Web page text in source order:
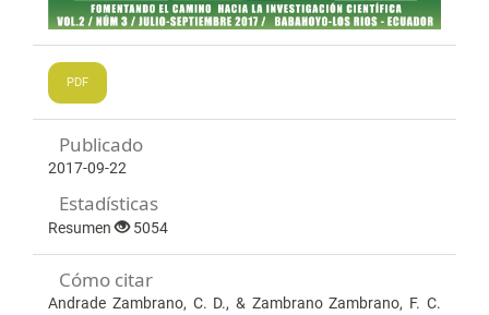
PDF
Publicado
2017-09-22
Estadísticas
Resumen 5054
Cómo citar
Andrade Zambrano, C. D., & Zambrano Zambrano, F. C.